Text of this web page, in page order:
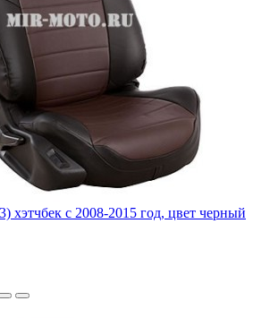
с 2008-2015 год, цвет черный